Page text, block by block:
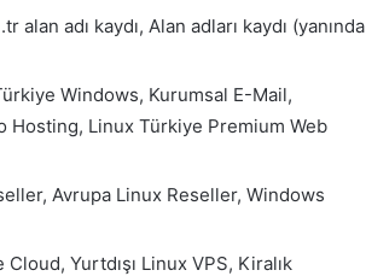
alan adı kaydı, Alan adları kaydı (yanında
Windows, Kurumsal E-Mail,
Hosting, Linux Türkiye Premium Web
Avrupa Linux Reseller, Windows
Yurtdışı Linux VPS, Kiralık